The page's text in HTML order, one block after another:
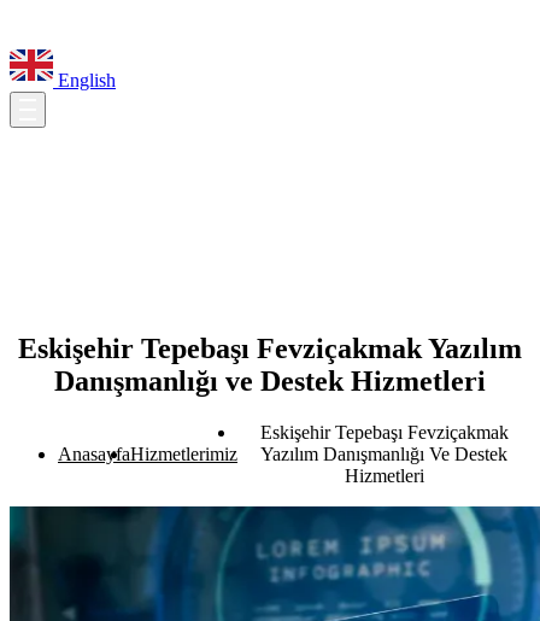
English
Eskişehir Tepebaşı Fevziçakmak Yazılım
Danışmanlığı ve Destek Hizmetleri
AnasayfaHizmetlerimiz
Eskişehir Tepebaşı Fevziçakmak
Yazılım Danışmanlığı Ve Destek
Hizmetleri